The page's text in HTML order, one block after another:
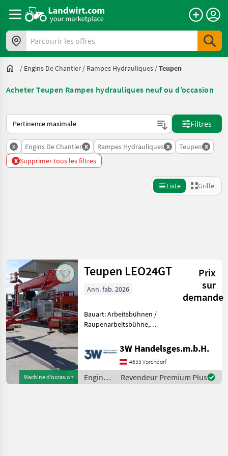
Parcourir les offres
/ Engins De Chantier / Rampes Hydrauliques /Teupen
Acheter Teupen Rampes hydrauliques neuf ou d’occasion
Voici comment les annonces sont triées sur Landwirt.com
Filtres
x Engins De Chantier x Rampes Hydrauliques x Teupen x
x Supprimer tous les filtres
Liste Grille
Catégorie 4 Pays Filtres
CHEMIN
ACTUEL
matériel de
construction
Engins De
Chantier
Rampes
Hydrauliques
Réinitialiser
1
résultats
Machine d’occasion
Teupen LEO24GT
Prix
sur
demande
Ann. fab. 2026
Bauart: Arbeitsbühnen /
Raupenarbeitsbühne,
FAHRWERK • Kraftvolles
Kettenfahrwerk mit
hydraulischem
Bremssystem • P
3W Handelsges.m.b.H.
4655 Vorchdorf
Engins
de
Revendeur Premium Plus